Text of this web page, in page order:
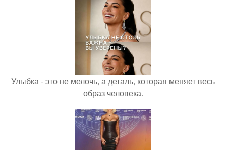
Улыбка - это не мелочь, а деталь, которая меняет весь
образ человека.